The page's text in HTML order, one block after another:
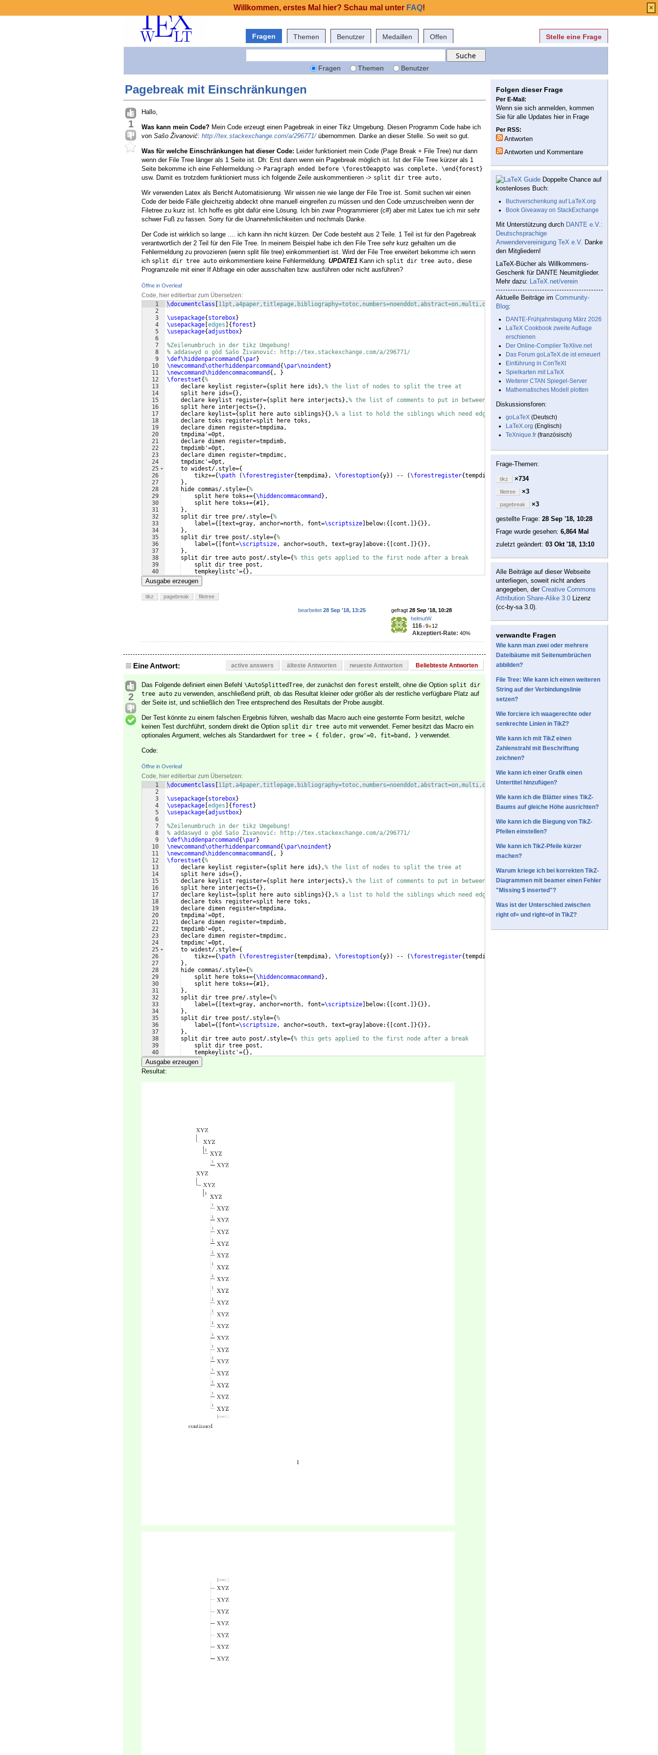
Fragen Themen Benutzer Medaillen Offen Stelle eine Frage
Fragen Themen Benutzer
Pagebreak mit Einschränkungen
1
Hallo,
Was kann mein Code? Mein Code erzeugt einen Pagebreak in einer Tikz Umgebung. Diesen Programm Code habe ich
von Sašo Živanović: http://tex.stackexchange.com/a/296771/übernommen. Danke an dieser Stelle. So weit so gut.
Was für welche Einschränkungen hat dieser Code: Leider funktioniert mein Code (Page Break + File Tree) nur dann
wenn der File Tree länger als 1 Seite ist. Dh: Erst dann wenn ein Pagebreak möglich ist. Ist der File Tree kürzer als 1
Seite bekomme ich eine Fehlermeldung -> Paragraph ended before \forestOeappto was complete. \end{forest}
usw. Damit es trotzdem funktioniert muss ich folgende Zeile auskommentieren -> split dir tree auto,
Wir verwenden Latex als Bericht Automatisierung. Wir wissen nie wie lange der File Tree ist. Somit suchen wir einen
Code der beide Fälle gleichzeitig abdeckt ohne manuell eingreifen zu müssen und den Code umzuschreiben wenn der
Filetree zu kurz ist. Ich hoffe es gibt dafür eine Lösung. Ich bin zwar Programmierer (c#) aber mit Latex tue ich mir sehr
schwer Fuß zu fassen. Sorry für die Unannehmlichkeiten und nochmals Danke.
Der Code ist wirklich so lange .... ich kann ihn nicht kürzen. Der Code besteht aus 2 Teile. 1 Teil ist für den Pagebreak
verantwortlich der 2 Teil für den File Tree. In meinem Beispiel habe ich den File Tree sehr kurz gehalten um die
Fehlermeldung zu provozieren (wenn split file tree) einkommentiert ist. Wird der File Tree erweitert bekomme ich wenn
ich split dir tree auto einkommentiere keine Fehlermeldung. UPDATE1 Kann ich split dir tree auto, diese
Programzeile mit einer If Abfrage ein oder ausschalten bzw. ausführen oder nicht ausführen?
Öffne in Overleaf
Code, hier editierbar zum Übersetzen:
1
2
3
4
5
6
7
8
9
10
11
12
13
14
15
16
17
18
19
20
21
22
23
24
25
26
27
28
29
30
31
32
33
34
35
36
37
38
39
40
41
\documentclass 11pt,a4paper,titlepage,bibliography=totoc,numbers=noenddot,abstract=on,multi,dvipsnames,svgnames,x11names
\usepackage{ storebox}
\usepackage edges { forest }
\usepackage{adjustbox}
%Zeilenumbruch in der tikz Umgebung!
% addaswyd o gôd Sašo Živanović: http://tex.stackexchange.com/a/296771/
\def\hiddenparcommand {\par}
\newcommand\otherhiddenparcommand {\par\noindent }
\newcommand\hiddencommacommand { ,
}
\forestset{%
    declare keylist register=
{ split here ids } ,% the list of nodes to split the tree at
    split here ids=
{ } ,
    declare keylist register=
{ split here interjects } ,% the list of comments to put in between the tree parts
    split here interjects=
{ } ,
    declare keylist=
{ split here auto siblings }{ } ,% a list to hold the siblings which need edge restoration
    declare toks register=split here toks,
    declare dimen register=tmpdima,
    tmpdima'=0pt,
    declare dimen register=tmpdimb,
    tmpdimb'=0pt,
    declare dimen register=tmpdimc,
    tmpdimc'=0pt,
    to widest/.style=
{
    tikz+=
{\path (\forestregister{tempdima} , \forestoption{y}) -- (\forestregister{tempdimb , \forestoption
} ,
    hide commas/.style=
{%
    split here toks+=
{\hiddencommacommand } ,
    split here toks+=
{#1} ,
} ,
    split dir tree pre/.style=
{%
    label=
{[ text=gray, anchor=north, font=\scriptsize below: {[ cont. ]}{ }} ,
} ,
    split dir tree post/.style=
{%
    label=
{[ font=\scriptsize, anchor=south, text=gray above: {[ cont. ]}{ }} ,
} ,
    split dir tree auto post/.style=
{% this gets applied to the first node after a break
    split dir tree post,
    tempkeylistc'=
{ } ,
    tmpdimb/.option=y,
Ausgabe erzeugen
tikz pagebreak filetree
gefragt 28 Sep '18, 10:28
helmutW
116●9●12
Akzeptiert-Rate: 40%
bearbeitet 28 Sep '18, 13:25
Eine Antwort: active answers älteste Antworten neueste Antworten Beliebteste Antworten
2
Das Folgende definiert einen Befehl \AutoSplittedTree, der zunächst den forest erstellt, ohne die Option split dir
tree auto zu verwenden, anschließend prüft, ob das Resultat kleiner oder größer als der restliche verfügbare Platz auf
der Seite ist, und schließlich den Tree entsprechend des Resultats der Probe ausgibt.
Der Test könnte zu einem falschen Ergebnis führen, weshalb das Macro auch eine gesternte Form besitzt, welche
keinen Test durchführt, sondern direkt die Option split dir tree auto mit verwendet. Ferner besitzt das Macro ein
optionales Argument, welches als Standardwert for tree = { folder, grow'=0, fit=band, } verwendet.
Code:
Öffne in Overleaf
Code, hier editierbar zum Übersetzen:
1
2
3
4
5
6
7
8
9
10
11
12
13
14
15
16
17
18
19
20
21
22
23
24
25
26
27
28
29
30
31
32
33
34
35
36
37
38
39
40
41
\documentclass 11pt,a4paper,titlepage,bibliography=totoc,numbers=noenddot,abstract=on,multi,dvipsnames,svgnames,x11names
\usepackage{ storebox}
\usepackage edges { forest }
\usepackage{adjustbox}
%Zeilenumbruch in der tikz Umgebung!
% addaswyd o gôd Sašo Živanović: http://tex.stackexchange.com/a/296771/
\def\hiddenparcommand {\par}
\newcommand\otherhiddenparcommand {\par\noindent }
\newcommand\hiddencommacommand { ,
}
\forestset{%
    declare keylist register=
{ split here ids } ,% the list of nodes to split the tree at
    split here ids=
{ } ,
    declare keylist register=
{ split here interjects } ,% the list of comments to put in between the tree parts
    split here interjects=
{ } ,
    declare keylist=
{ split here auto siblings }{ } ,% a list to hold the siblings which need edge restoration
    declare toks register=split here toks,
    declare dimen register=tmpdima,
    tmpdima'=0pt,
    declare dimen register=tmpdimb,
    tmpdimb'=0pt,
    declare dimen register=tmpdimc,
    tmpdimc'=0pt,
    to widest/.style=
{
    tikz+=
{\path (\forestregister{tempdima} , \forestoption{y}) -- (\forestregister{tempdimb
} ,
    hide commas/.style=
{%
    split here toks+=
{\hiddencommacommand } ,
    split here toks+=
{#1} ,
} ,
    split dir tree pre/.style=
{%
    label=
{[ text=gray, anchor=north, font=\scriptsize below: {[ cont. ]}{ }} ,
} ,
    split dir tree post/.style=
{%
    label=
{[ font=\scriptsize, anchor=south, text=gray above: {[ cont. ]}{ }} ,
} ,
    split dir tree auto post/.style=
{% this gets applied to the first node after a break
    split dir tree post,
    tempkeylistc'=
{ } ,
    tmpdimb/.option=y,
Ausgabe erzeugen
Resultat:
Folgen dieser Frage
Per E-Mail:
Wenn sie sich anmelden, kommen
Sie für alle Updates hier in Frage
Per RSS:
Antworten
Antworten und Kommentare
Doppelte Chance auf
kostenloses Buch:
Buchverschenkung auf LaTeX.org
Book Giveaway on StackExchange
Mit Unterstützung durch DANTE e.V.:
Deutschsprachige
Anwendervereinigung TeX e.V. Danke
den Mitgliedern!
LaTeX-Bücher als Willkommens-
Geschenk für DANTE Neumitglieder.
Mehr dazu: LaTeX.net/verein
Aktuelle Beiträge im Community-
Blog:
DANTE-Frühjahrstagung März 2026
LaTeX Cookbook zweite Auflage
erschienen
Der Online-Compiler TeXlive.net
Das Forum goLaTeX.de ist erneuert
Einführung in ConTeXt
Spielkarten mit LaTeX
Weiterer CTAN Spiegel-Server
Mathematisches Modell plotten
Diskussionsforen:
goLaTeX (Deutsch)
LaTeX.org (Englisch)
TeXnique.fr (französisch)
Frage-Themen:
tikz ×734
filetree ×3
pagebreak
×3
gestellte Frage: 28 Sep '18, 10:28
Frage wurde gesehen: 6,864 Mal
zuletzt geändert: 03 Okt '18, 13:10
Alle Beiträge auf dieser Webseite
unterliegen, soweit nicht anders
angegeben, der Creative Commons
Attribution Share-Alike 3.0 Lizenz
(cc-by-sa 3.0).
verwandte Fragen
Wie kann man zwei oder mehrere
Dateibäume mit Seitenumbrüchen
abbilden?
File Tree: Wie kann ich einen weiteren
String auf der Verbindungslinie
setzen?
Wie forciere ich waagerechte oder
senkrechte Linien in TikZ?
Wie kann ich mit TikZ einen
Zahlenstrahl mit Beschriftung
zeichnen?
Wie kann ich einer Grafik einen
Untertitel hinzufügen?
Wie kann ich die Blätter eines TikZ-
Baums auf gleiche Höhe ausrichten?
Wie kann ich die Biegung von TikZ-
Pfeilen einstellen?
Wie kann ich TikZ-Pfeile kürzer
machen?
Warum kriege ich bei korrekten TikZ-
Diagrammen mit beamer einen Fehler
"Missing $ inserted"?
Was ist der Unterschied zwischen
right of= und right=of in TikZ?
Willkommen, erstes Mal hier? Schau mal unter FAQ! ×